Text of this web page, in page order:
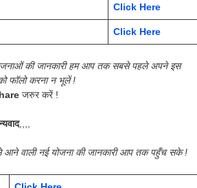
Click Here
Click Here
योजनाओं की जानकारी हम आप तक सबसे पहले अपने इस
फॉलो करना न भूलें !
जरुर करें !
,,,,
वाली नई योजना की जानकारी आप तक पहुँच सके !